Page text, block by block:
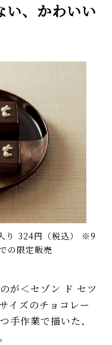
い、かわいい
り 324円（税込） ※9
の限定販売
が＜セゾン ド セツ
イズのチョコレー
手作業で描いた、